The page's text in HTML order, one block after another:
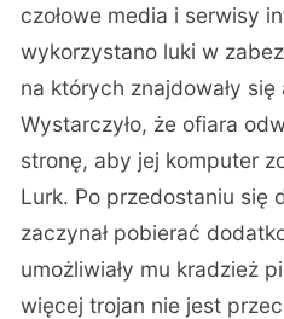
czołowe media i serwisy
wykorzystano luki w
na których znajdowały
Wystarczyło, że ofiara
stronę, aby jej komputer
Lurk. Po przedostaniu się
zaczynał pobierać
umożliwiały mu kradzież
więcej trojan nie jest